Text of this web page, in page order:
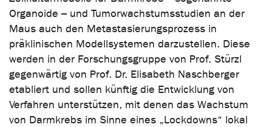
Organoide – und Tumorwachstumsstudien an der
Maus auch den Metastasierungsprozess in
präklinischen Modellsystemen darzustellen. Diese
werden in der Forschungsgruppe von Prof. Stürzl
gegenwärtig von Prof. Dr. Elisabeth Naschberger
etabliert und sollen künftig die Entwicklung von
Verfahren unterstützen, mit denen das Wachstum
von Darmkrebs im Sinne eines „Lockdowns“ lokal